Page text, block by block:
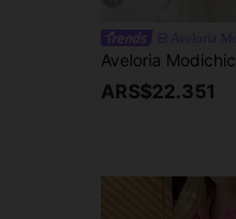
ARS$22.351